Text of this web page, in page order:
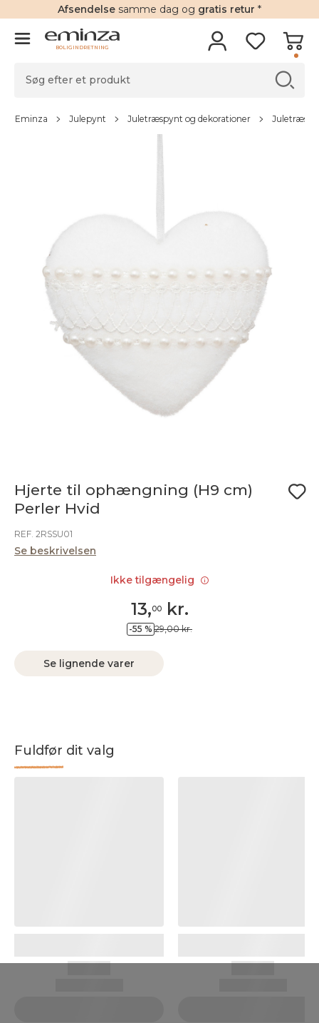
Afsendelse samme dag og gratis retur *
BOLIGINDRETNING
Eminza Julepynt Juletræspynt og dekorationer
Hjerte til ophængning (H9 cm)
Perler Hvid
REF. 2RSSU01
Se beskrivelsen
13,00kr.
-55 % 29,00 kr.
Se lignende varer
Fuldfør dit valg